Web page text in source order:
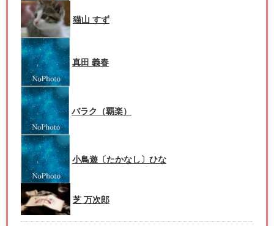
猫山 すず
真田 義春
バラク（覇楽）
小鳥遊〔たかなし〕ひな
芝 万次郎